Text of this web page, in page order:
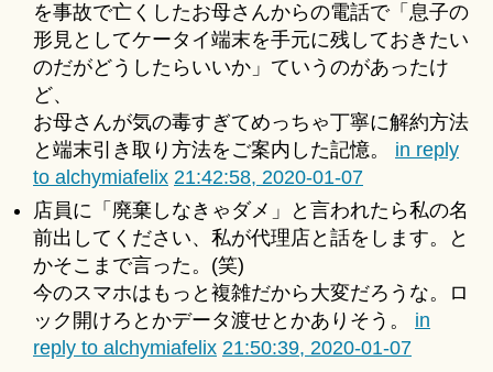
を事故で亡くしたお母さんからの電話で「息子の
形見としてケータイ端末を手元に残しておきたい
のだがどうしたらいいか」ていうのがあったけ
ど、
お母さんが気の毒すぎてめっちゃ丁寧に解約方法
と端末引き取り方法をご案内した記憶。 in reply
to alchymiafelix 21:42:58, 2020-01-07
店員に「廃棄しなきゃダメ」と言われたら私の名
前出してください、私が代理店と話をします。と
かそこまで言った。(笑)
今のスマホはもっと複雑だから大変だろうな。ロ
ック開けろとかデータ渡せとかありそう。 in
reply to alchymiafelix 21:50:39, 2020-01-07